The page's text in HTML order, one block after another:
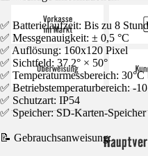
✅ Batterielaufzeit: Bis zu 8
✅ Messgenauigkeit: ± 0,5 °C
✅ Auflösung: 160x120 Pixel
✅ Sichtfeld: 37.2° × 50°
✅ Temperaturmessbereich: 30°C
✅ Betriebstemperaturbereich: -
✅ Schutzart: IP54
✅ Speicher: SD-Karten-
📝 Gebrauchsanweisung: